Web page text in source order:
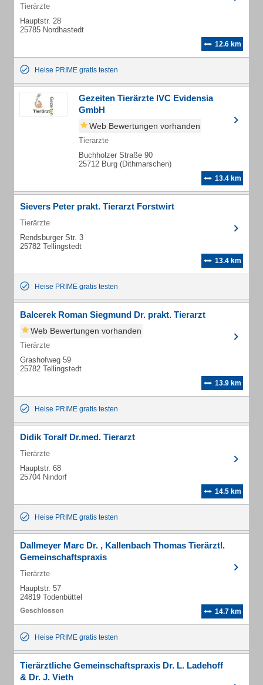
Tierärzte
Hauptstr. 28
25785 Nordhastedt
12.6 km
Heise PRIME gratis testen
Gezeiten Tierärzte IVC Evidensia
GmbH
Web Bewertungen vorhanden
Tierärzte
Buchholzer Straße 90
25712 Burg (Dithmarschen)
13.4 km
Sievers Peter prakt. Tierarzt Forstwirt
Tierärzte
Rendsburger Str. 3
25782 Tellingstedt
13.4 km
Heise PRIME gratis testen
Balcerek Roman Siegmund Dr. prakt. Tierarzt
Web Bewertungen vorhanden
Tierärzte
Grashofweg 59
25782 Tellingstedt
13.9 km
Heise PRIME gratis testen
Didik Toralf Dr.med. Tierarzt
Tierärzte
Hauptstr. 68
25704 Nindorf
14.5 km
Heise PRIME gratis testen
Dallmeyer Marc Dr. , Kallenbach Thomas Tierärztl.
Gemeinschaftspraxis
Tierärzte
Hauptstr. 57
24819 Todenbüttel
14.7 km
Heise PRIME gratis testen
Tierärztliche Gemeinschaftspraxis Dr. L. Ladehoff
& Dr. J. Vieth